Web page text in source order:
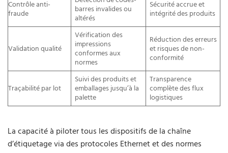
Contrôle anti-
fraude
barres invalides ou
altérés
Sécurité accrue et
intégrité des produits
Validation qualité
Vérification des
impressions
conformes aux
normes
Réduction des erreurs
et risques de non-
conformité
Traçabilité par lot
Suivi des produits et
emballages jusqu’à la
palette
Transparence
complète des flux
logistiques
La capacité à piloter tous les dispositifs de la chaîne
d’étiquetage via des protocoles Ethernet et des normes